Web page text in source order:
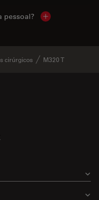
pessoal? Show local
cirúrgicos M320 T